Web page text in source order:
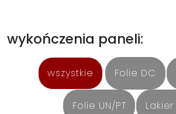
wykończenia paneli:
wszystkie Folie DC
Folie UN/PT Lakier